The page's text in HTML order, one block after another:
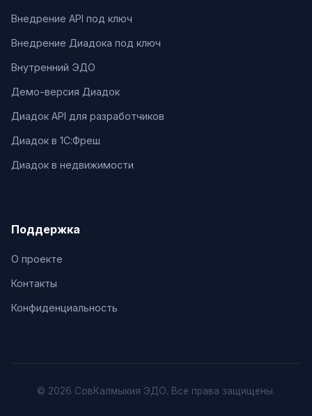
Внедрение API под ключ
Внедрение Диадока под ключ
Внутренний ЭДО
Демо-версия Диадок
Диадок API для разработчиков
Диадок в 1С:Фреш
Диадок в недвижимости
Поддержка
О проекте
Контакты
Конфиденциальность
© 2026 СовКалмыкия ЭДО. Все права защищены.